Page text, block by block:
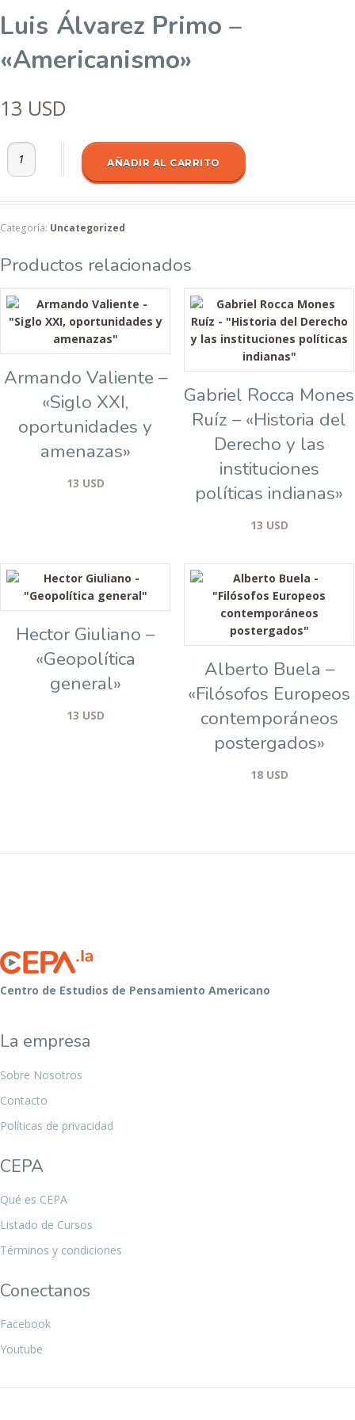
Luis Álvarez Primo –
«Americanismo»
13 USD
Luis Álvarez Primo - "Americanismo" cantidad
AÑADIR AL CARRITO
Categoría: Uncategorized
Productos relacionados
Armando Valiente –
«Siglo XXI,
oportunidades y
amenazas»
13 USD
Gabriel Rocca Mones
Ruíz – «Historia del
Derecho y las
instituciones
políticas indianas»
13 USD
Hector Giuliano –
«Geopolítica
general»
13 USD
Alberto Buela –
«Filósofos Europeos
contemporáneos
postergados»
18 USD
Centro de Estudios de Pensamiento Americano
La empresa
Sobre Nosotros
Contacto
Políticas de privacidad
CEPA
Qué es CEPA
Listado de Cursos
Términos y condiciones
Conectanos
Facebook
Youtube